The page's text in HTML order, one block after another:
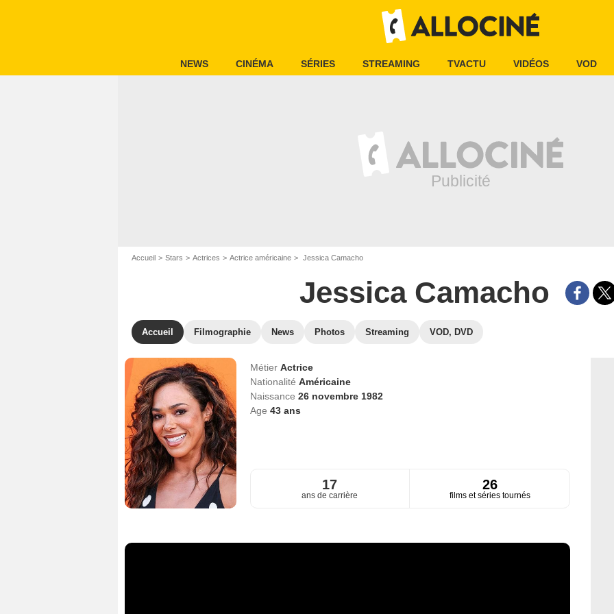
NEWS CINÉMA SÉRIES STREAMING TVACTU VIDÉOS VOD
Accueil Stars Actrices Actrice américaine Jessica Camacho
Jessica Camacho
Accueil Filmographie News Photos Streaming VOD, DVD
Métier Actrice
Nationalité Américaine
Naissance 26 novembre 1982
Age 43ans
17
ans de carrière
26
films et séries tournés